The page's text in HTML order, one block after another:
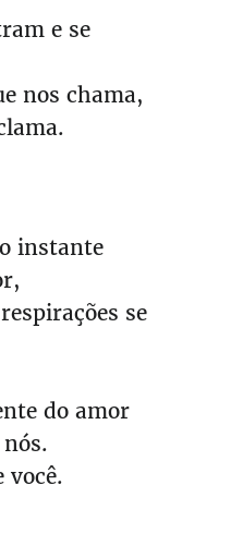
e se
nos chama,
instante
se
do amor
você.